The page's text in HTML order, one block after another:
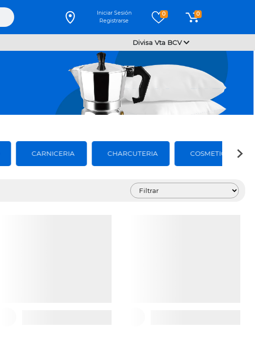
Iniciar Sesión
Registrarse
0 0
Divisa Vta BCV
CARNICERIA CHARCUTERIA COSMETICOS